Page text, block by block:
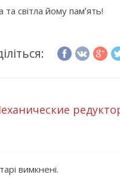
та світла йому памʼять!
вимкнені.